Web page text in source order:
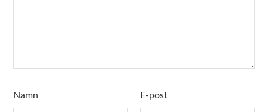
Namn E-post